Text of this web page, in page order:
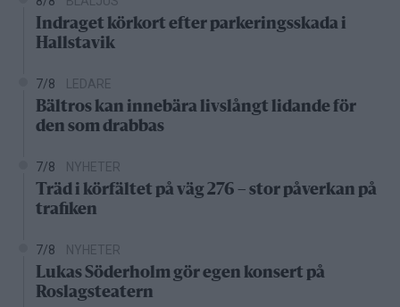
Indraget körkort efter parkeringsskada i
Hallstavik
7/8 LEDARE
Bältros kan innebära livslångt lidande för
den som drabbas
7/8 NYHETER
Träd i körfältet på väg 276 – stor påverkan på
trafiken
7/8 NYHETER
Lukas Söderholm gör egen konsert på
Roslagsteatern